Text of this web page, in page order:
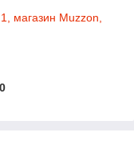
магазин Muzzon,